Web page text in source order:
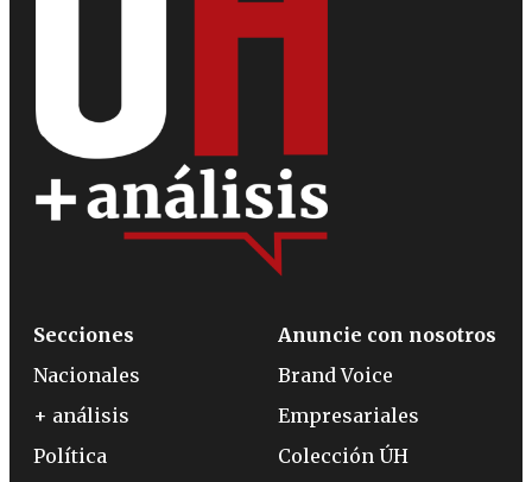
Secciones
Nacionales
+ análisis
Política
Anuncie con nosotros
Brand Voice
Empresariales
Colección ÚH